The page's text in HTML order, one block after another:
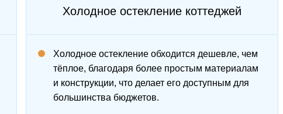
Холодное остекление коттеджей
Холодное остекление обходится дешевле, чем
тёплое, благодаря более простым материалам
и конструкции, что делает его доступным для
большинства бюджетов.